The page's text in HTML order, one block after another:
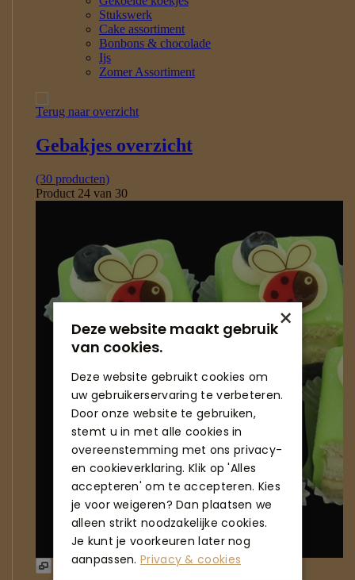
×
Deze website maakt gebruik
van cookies.
Deze website gebruikt cookies om
uw gebruikerservaring te verbeteren.
Door onze website te gebruiken,
stemt u in met alle cookies in
overeenstemming met ons privacy-
en cookieverklaring. Klik op 'Alles
accepteren' om te accepteren. Kies
je voor weigeren? Dan plaatsen we
alleen strikt noodzakelijke cookies.
Je kunt je voorkeuren later nog
aanpassen.Privacy & cookies